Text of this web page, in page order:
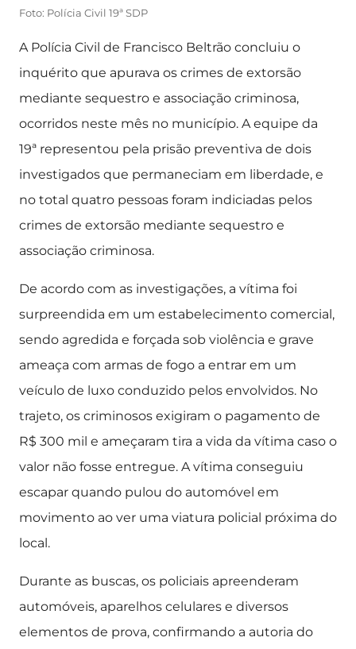
Foto: Polícia Civil 19ª SDP
A Polícia Civil de Francisco Beltrão concluiu o
inquérito que apurava os crimes de extorsão
mediante sequestro e associação criminosa,
ocorridos neste mês no município. A equipe da
19ª representou pela prisão preventiva de dois
investigados que permaneciam em liberdade, e
no total quatro pessoas foram indiciadas pelos
crimes de extorsão mediante sequestro e
associação criminosa.
De acordo com as investigações, a vítima foi
surpreendida em um estabelecimento comercial,
sendo agredida e forçada sob violência e grave
ameaça com armas de fogo a entrar em um
veículo de luxo conduzido pelos envolvidos. No
trajeto, os criminosos exigiram o pagamento de
R$ 300 mil e ameçaram tira a vida da vítima caso o
valor não fosse entregue. A vítima conseguiu
escapar quando pulou do automóvel em
movimento ao ver uma viatura policial próxima do
local.
Durante as buscas, os policiais apreenderam
automóveis, aparelhos celulares e diversos
elementos de prova, confirmando a autoria do